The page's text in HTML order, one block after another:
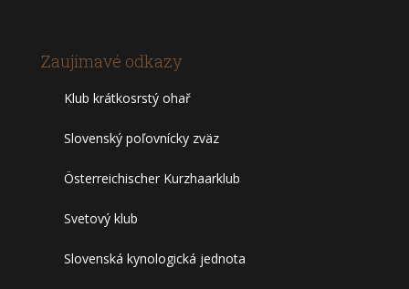
Zaujímavé odkazy
Klub krátkosrstý ohař
Slovenský poľovnícky zväz
Österreichischer Kurzhaarklub
Svetový klub
Slovenská kynologická jednota